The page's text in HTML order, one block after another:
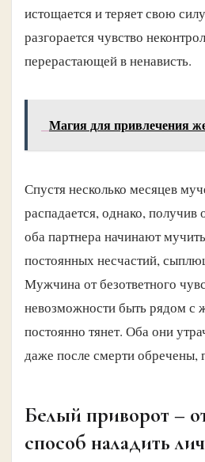
истощается и теряет свою
разгорается чувство
перерастающей в ненависть.
Магия для привлечения
Спустя несколько месяцев
распадается, однако,
оба партнера начинают
постоянных несчастий,
Мужчина от безответного
невозможности быть рядом с
постоянно тянет. Оба они
даже после смерти обречены,
Белый приворот –
способ наладить